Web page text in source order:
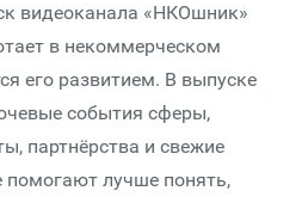
видеоканала «НКОшник»
в некоммерческом
его развитием. В выпуске
события сферы,
партнёрства и свежие
помогают лучше понять,